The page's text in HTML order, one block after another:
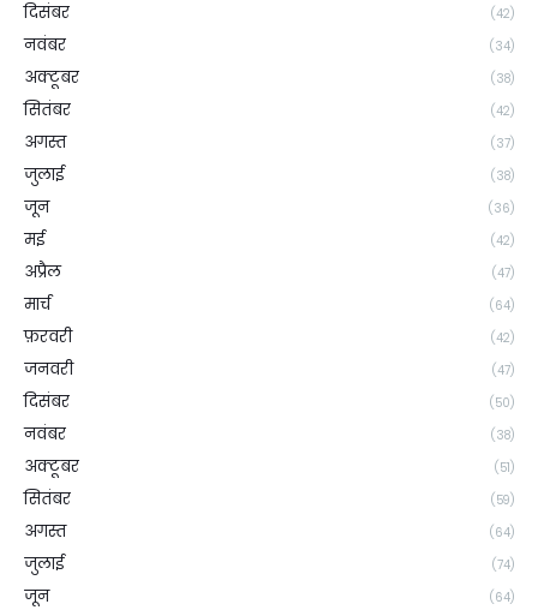
दिसंबर (42)
नवंबर (34)
अक्टूबर (38)
सितंबर (42)
अगस्त (37)
जुलाई (38)
जून (36)
मई (42)
अप्रैल (47)
मार्च (64)
फ़रवरी (42)
जनवरी (47)
दिसंबर (50)
नवंबर (38)
अक्टूबर (51)
सितंबर (59)
अगस्त (64)
जुलाई (74)
जून (64)